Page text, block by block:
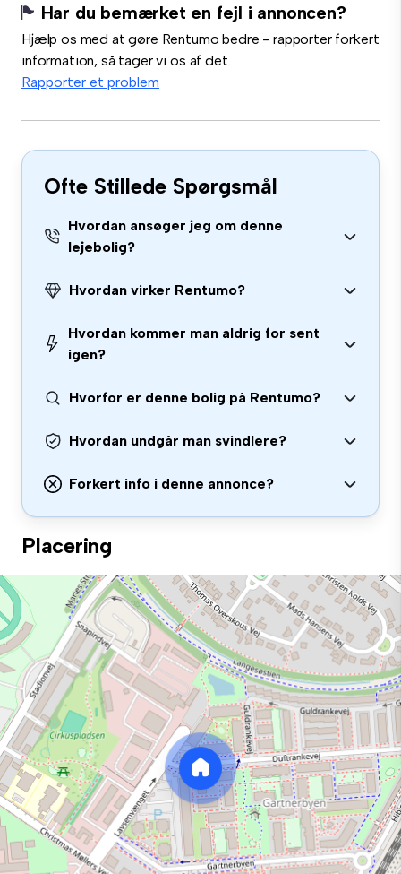
Har du bemærket en fejl i annoncen?
Hjælp os med at gøre Rentumo bedre - rapporter forkert
information, så tager vi os af det.
Rapporter et problem
Ofte Stillede Spørgsmål
Hvordan ansøger jeg om denne
lejebolig?
Hvordan virker Rentumo?
Hvordan kommer man aldrig for sent
igen?
Hvorfor er denne bolig på Rentumo?
Hvordan undgår man svindlere?
Forkert info i denne annonce?
Placering